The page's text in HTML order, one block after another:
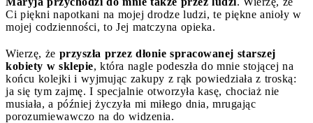
Ci piękni napotkani na mojej drodze ludzi, te piękne anioły w
mojej codzienności, to Jej matczyna opieka.
Wierzę, że przyszła przez dłonie spracowanej starszej
kobiety w sklepie, która nagle podeszła do mnie stojącej na
końcu kolejki i wyjmując zakupy z rąk powiedziała z troską:
ja się tym zajmę. I specjalnie otworzyła kasę, chociaż nie
musiała, a później życzyła mi miłego dnia, mrugając
porozumiewawczo na do widzenia.